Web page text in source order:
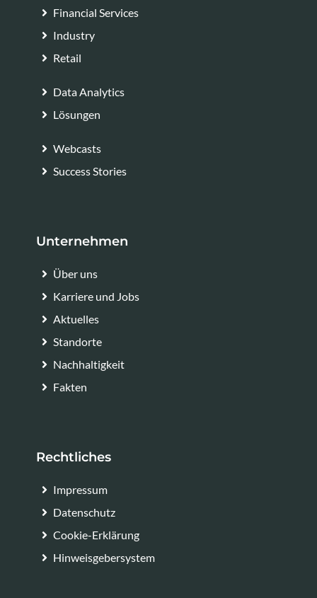
Financial Services
Industry
Retail
Data Analytics
Lösungen
Webcasts
Success Stories
Unternehmen
Über uns
Karriere und Jobs
Aktuelles
Standorte
Nachhaltigkeit
Fakten
Rechtliches
Impressum
Datenschutz
Cookie-Erklärung
Hinweisgebersystem